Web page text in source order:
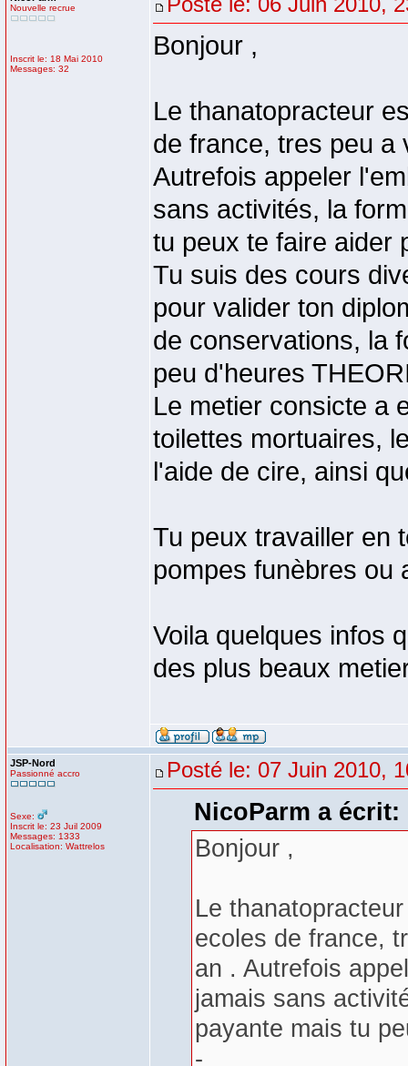
Nouvelle recrue
Inscrit le: 18 Mai 2010
Messages: 32
Bonjour ,
Le thanatopracteur
de france, tres peu a
Autrefois appeler
sans activités, la
tu peux te faire aider
Tu suis des cours
pour valider ton
de conservations, la
peu d'heures
Le metier consicte a
toilettes mortuaires,
l'aide de cire, ainsi
Tu peux travailler en
pompes funèbres ou
Voila quelques infos
des plus beaux
JSP-Nord
Passionné accro
Sexe:
Inscrit le: 23 Juil 2009
Messages: 1333
Localisation: Wattrelos
Posté le: 07 Juin 2010,
NicoParm a écrit:
Bonjour ,
Le
ecoles de france,
an . Autrefois
jamais sans
payante mais tu
-